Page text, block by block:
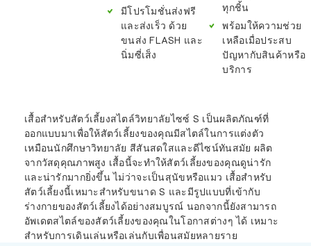
มีโปรโมชั่นส่งฟรี
และส่งเร็ว ด้วย
ขนส่ง FLASH และ
นิ่มซี่เส็ง
ทุกชิ้น
พร้อมให้ความช่วย
เหลือเมื่อประสบ
ปัญหากับสินค้าหรือ
บริการ
เสื้อสำหรับสัตว์เลี้ยงสไตล์วิทยาลัยไซซ์ S เป็นผลิตภัณฑ์ที่
ออกแบบมาเพื่อให้สัตว์เลี้ยงของคุณมีสไตล์ในการแต่งตัว
เหมือนนักศึกษาวิทยาลัย สีสันสดใสและดีไซน์ทันสมัย ผลิต
จากวัสดุคุณภาพสูง เสื้อนี้จะทำให้สัตว์เลี้ยงของคุณดูน่ารัก
และน่ารักมากยิ่งขึ้น ไม่ว่าจะเป็นสุนัขหรือแมว เสื้อสำหรับ
สัตว์เลี้ยงนี้เหมาะสำหรับขนาด S และมีรูปแบบที่เข้ากับ
ร่างกายของสัตว์เลี้ยงได้อย่างสมบูรณ์ นอกจากนี้ยังสามารถ
อัพเดตสไตล์ของสัตว์เลี้ยงของคุณในโอกาสต่างๆ ได้ เหมาะ
สำหรับการเดินเล่นหรือเล่นกับเพื่อนสมัยหลายราย